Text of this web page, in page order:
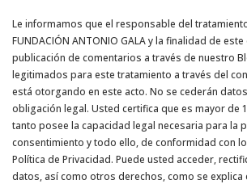
Le informamos que el responsable del
FUNDACIÓN ANTONIO GALA y la finalidad de
publicación de comentarios a través de nuestro
legitimados para este tratamiento a través del
está otorgando en este acto. No se cederán
obligación legal. Usted certifica que es mayor de
tanto posee la capacidad legal necesaria para la
consentimiento y todo ello, de conformidad con
Política de Privacidad. Puede usted acceder,
datos, así como otros derechos, como se explica